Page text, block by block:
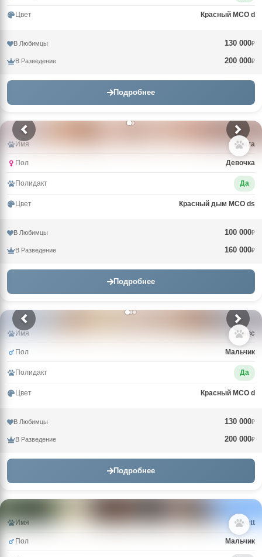
Цвет Красный MCO d
В Любимцы 130 000₽
В Разведение 200 000₽
Подробнее
Имя Злата
Пол Девочка
Полидакт Да
Цвет Красный дым MCO ds
В Любимцы 100 000₽
В Разведение 160 000₽
Подробнее
Имя Зевс
Пол Мальчик
Полидакт Да
Цвет Красный MCO d
В Любимцы 130 000₽
В Разведение 200 000₽
Подробнее
Имя Wyatt
Пол Мальчик